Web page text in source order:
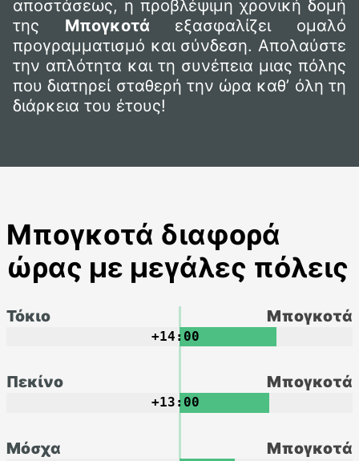
αποστάσεως, η προβλέψιμη χρονική δομή
της Μπογκοτά εξασφαλίζει ομαλό
προγραμματισμό και σύνδεση. Απολαύστε
την απλότητα και τη συνέπεια μιας πόλης
που διατηρεί σταθερή την ώρα καθ’ όλη τη
διάρκεια του έτους!
Μπογκοτά διαφορά
ώρας με μεγάλες πόλεις
Μπογκοτά
Τόκιο
+14:00
Μπογκοτά
Πεκίνο
+13:00
Μπογκοτά
Μόσχα